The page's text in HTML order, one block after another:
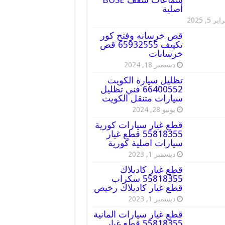
أصلية
5, 2025
قص خرسانه وفتح كور
تكييف 65932555 قص
خرسانات
ديسمبر 18, 2024
تظليل سيارة الكويت
66400552 فني تظليل
سيارات متنقل الكويت
يونيو 28, 2024
قطع غيار سيارات كورية
55818355 قطع غيار
سيارات اصلية كورية
ديسمبر 1, 2023
قطع غيار كاديلاك
55818355 سكراب
قطع غيار كاديلاك رخيص
ديسمبر 1, 2023
قطع غيار سيارات المانية